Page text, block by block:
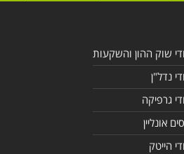
שוק ההון והשקעות
נדל"ן
גרפיקה
אונליין
הייטק